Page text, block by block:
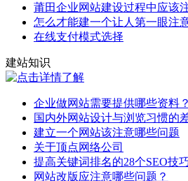
莆田企业网站建设过程中应该
怎么才能建一个让人第一眼注
在线支付模式选择
建站知识
企业做网站需要提供哪些资料？
国内外网站设计与浏览习惯的
建立一个网站该注意哪些问题
关于顶点网络公司
提高关键词排名的28个SEO技
网站改版应注意哪些问题？